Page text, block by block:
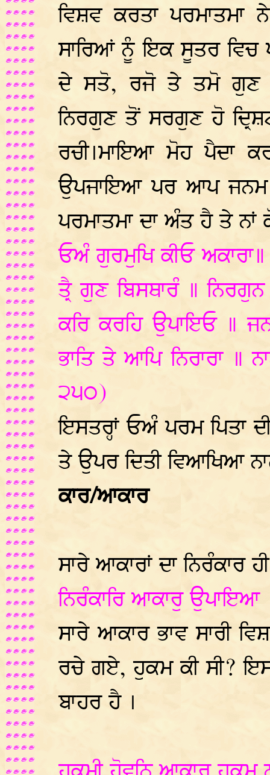
ਵਿਸ਼ਵ ਕਰਤਾ
ਸਾਰਿਆਂ ਨੂੰ ਇਕ ਸੂਤਰ ਵਿਚ
ਦੇ ਸਤੋ, ਰਜੋ ਤੇ ਤਮੋ ਗੁਣ
ਨਿਰਗੁਣ ਤੋਂ ਸਰਗੁਣ ਹੋ
ਰਚੀ।ਮਾਇਆ ਮੋਹ ਪੈਦਾ
ਉਪਜਾਇਆ ਪਰ ਆਪ ਜਨਮ
ਪਰਮਾਤਮਾ ਦਾ ਅੰਤ ਹੈ ਤੇ
ਓਅੰ ਗੁਰਮੁਖਿ ਕੀਓ ਅਕਾਰਾ॥
ਤ੍ਰੈ ਗੁਣ ਬਿਸਥਾਰੰ ॥
ਕਰਿ ਕਰਹਿ ਉਪਾਇਓ ॥
ਭਾਤਿ ਤੇ ਆਪਿ ਨਿਰਾਰਾ ॥
੨੫੦)
ਇਸਤਰ੍ਹਾਂ ਓਅੰ ਪਰਮ ਪਿਤਾ
ਤੇ ਉਪਰ ਦਿਤੀ ਵਿਆਖਿਆ
ਕਾਰ/ਆਕਾਰ
ਸਾਰੇ ਆਕਾਰਾਂ ਦਾ ਨਿਰੰਕਾਰ
ਨਿਰੰਕਾਰਿ ਆਕਾਰੁ ਉਪਾਇਆ
ਸਾਰੇ ਆਕਾਰ ਭਾਵ ਸਾਰੀ
ਰਚੇ ਗਏ, ਹੁਕਮ ਕੀ ਸੀ?
ਬਾਹਰ ਹੈ ।